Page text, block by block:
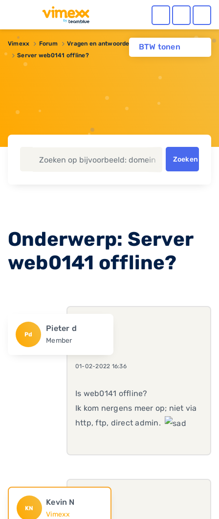
BTW tonen
Vimexx Forum Vragen en antwoorden
Webhosting
Server web0141 offline?
Zoeken
Onderwerp: Server
web0141 offline?
Pd
Pieter d
Member
01-02-2022 16:36
Is web0141 offline?
Ik kom nergens meer op; niet via
http, ftp, direct admin.
KN
Kevin N
Vimexx